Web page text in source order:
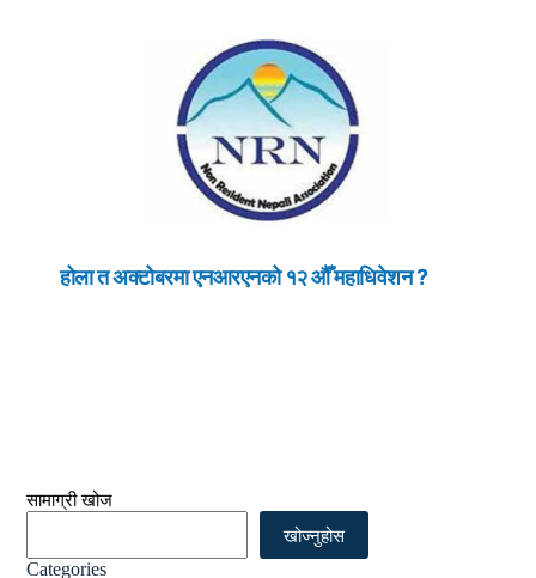
होला त अक्टोबरमा एनआरएनको १२ औँ महाधिवेशन ?
सामाग्री खोज
खोज्नुहोस
Categories